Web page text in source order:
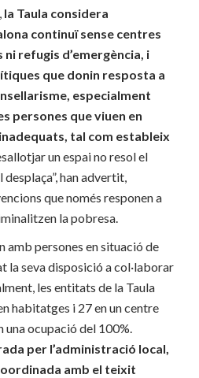
la Taula considera
continuï sense centres
refugis d’emergència, i
que donin resposta a
especialment
persones que viuen en
tal com estableix
un espai no resol el
han advertit,
que només responen a
la pobresa.
amb persones en situació de
la seva disposició a col·laborar
les entitats de la Taula
habitatges i 27 en un centre
una ocupació del 100%.
per l’administració local,
amb el teixit